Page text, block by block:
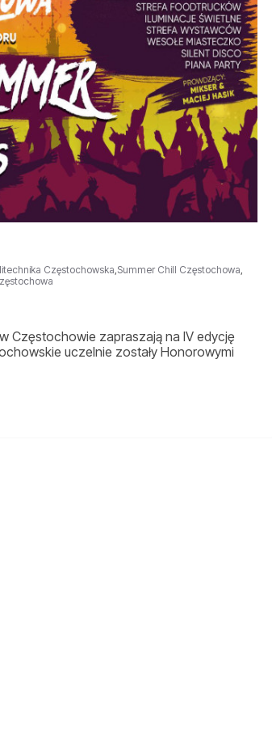
Częstochowska Summer Chill Częstochowa
Częstochowie zapraszają na IV edycję
uczelnie zostały Honorowymi